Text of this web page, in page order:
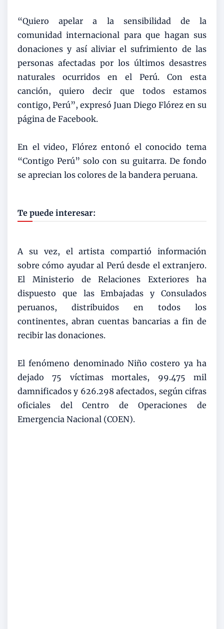
“Quiero apelar a la sensibilidad de la
comunidad internacional para que hagan sus
donaciones y así aliviar el sufrimiento de las
personas afectadas por los últimos desastres
naturales ocurridos en el Perú. Con esta
canción, quiero decir que todos estamos
contigo, Perú”, expresó Juan Diego Flórez en su
página de Facebook.
En el video, Flórez entonó el conocido tema
“Contigo Perú” solo con su guitarra. De fondo
se aprecian los colores de la bandera peruana.
Te puede interesar:
A su vez, el artista compartió información
sobre cómo ayudar al Perú desde el extranjero.
El Ministerio de Relaciones Exteriores ha
dispuesto que las Embajadas y Consulados
peruanos, distribuidos en todos los
continentes, abran cuentas bancarias a fin de
recibir las donaciones.
El fenómeno denominado Niño costero ya ha
dejado 75 víctimas mortales, 99.475 mil
damnificados y 626.298 afectados, según cifras
oficiales del Centro de Operaciones de
Emergencia Nacional (COEN).